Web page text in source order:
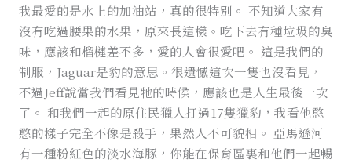
我最愛的是水上的加油站，真的很特別。 不知道大家有
沒有吃過腰果的水果，原來長這樣。吃下去有種垃圾的臭
味，應該和榴槤差不多，愛的人會很愛吧。 這是我們的
制服，Jaguar是豹的意思。很遺憾這次一隻也沒看見，
不過Jeff說當我們看見牠的時候，應該也是人生最後一次
了。 和我們一起的原住民獵人打過17隻獵豹，我看他憨
憨的樣子完全不像是殺手，果然人不可貌相。 亞馬遜河
有一種粉紅色的淡水海豚，你能在保育區裏和他們一起暢